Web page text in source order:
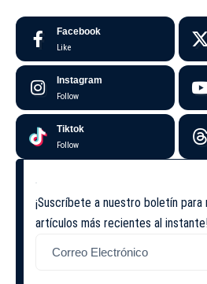
Facebook
Like
Instagram
Follow
Tiktok
Follow
¡Suscríbete a nuestro boletín
artículos más recientes al